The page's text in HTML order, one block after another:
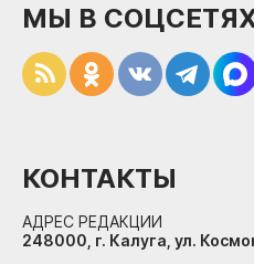
МЫ В
КОНТАКТЫ
АДРЕС РЕДАКЦИИ
248000, г. Калуга, ул.